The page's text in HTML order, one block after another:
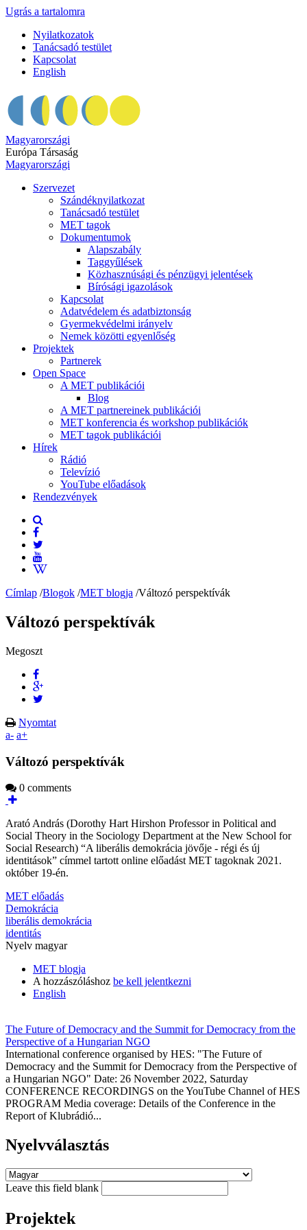
Ugrás a tartalomra
Nyilatkozatok
Tanácsadó testület
Kapcsolat
English
Magyarországi
Európa Társaság
Magyarországi
Szervezet
Szándéknyilatkozat
Tanácsadó testület
MET tagok
Dokumentumok
Alapszabály
Taggyűlések
Közhasznúsági és pénzügyi jelentések
Bírósági igazolások
Kapcsolat
Adatvédelem és adatbiztonság
Gyermekvédelmi irányelv
Nemek közötti egyenlőség
Projektek
Partnerek
Open Space
A MET publikációi
Blog
A MET partnereinek publikációi
MET konferencia és workshop publikációk
MET tagok publikációi
Hírek
Rádió
Televízió
YouTube előadások
Rendezvények
Címlap /Blogok /MET blogja /Változó perspektívák
Változó perspektívák
Megoszt
Nyomtat
a- a+
Változó perspektívák
0 comments
Arató András (Dorothy Hart Hirshon Professor in Political and
Social Theory in the Sociology Department at the New School for
Social Research) “A liberális demokrácia jövője - régi és új
identitások” címmel tartott online előadást MET tagoknak 2021.
október 19-én.
MET előadás
Demokrácia
liberális demokrácia
identitás
Nyelv magyar
MET blogja
A hozzászóláshoz be kell jelentkezni
English
The Future of Democracy and the Summit for Democracy from the
Perspective of a Hungarian NGO
International conference organised by HES: "The Future of
Democracy and the Summit for Democracy from the Perspective of
a Hungarian NGO" Date: 26 November 2022, Saturday
CONFERENCE RECORDINGS on the YouTube Channel of HES
PROGRAM Media coverage: Details of the Conference in the
Report of Klubrádió...
Nyelvválasztás
Leave this field blank
Projektek